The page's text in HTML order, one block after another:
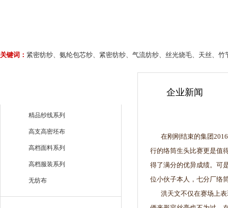
关键词： 紧密纺纱、氨纶包芯纱、紧密纺纱、气流纺纱、丝光烧毛、天丝、
精品纱线系列
高支高密坯布
高档面料系列
高档服装系列
无纺布
企业新闻
在刚刚结束的集团2016
行的络筒生头比赛更是值
得了满分的优异成绩。可
位小伙子本人，七分厂络
洪天文不仅在赛场上表